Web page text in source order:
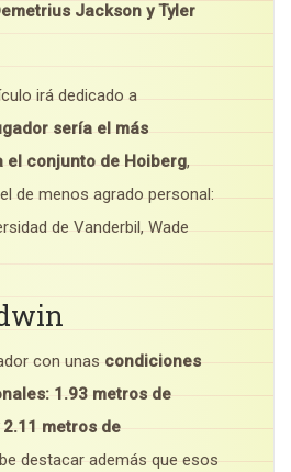
Jackson y Tyler
irá dedicado a
sería el más
el conjunto de Hoiberg,
de menos agrado personal:
de Vanderbil, Wade
con unas condiciones
1.93 metros de
metros de
destacar además que esos